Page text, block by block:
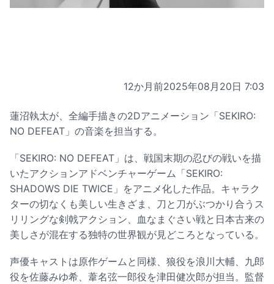
12か月前2025年08月20日 7:03
蓮沼執太が、全編手描きの2Dアニメーション「SEKIRO:
NO DEFEAT」の音楽を担当する。
「SEKIRO: NO DEFEAT」は、戦国末期の忍びの戦いを描
いたアクションアドベンチャーゲーム「SEKIRO:
SHADOWS DIE TWICE」をアニメ化した作品。キャラク
ターの切なくも美しい生きざま、刀と刀がぶつかり合うス
リリングな剣戟アクション、血なまぐさい戦と日本古来の
美しさが混在する独特の世界観が見どころとなっている。
声優キャストは原作ゲームと同様、狼役を浪川大輔、九郎
役を佐藤みゆ希、葦名弦一郎役を津田健次郎が担当。監督